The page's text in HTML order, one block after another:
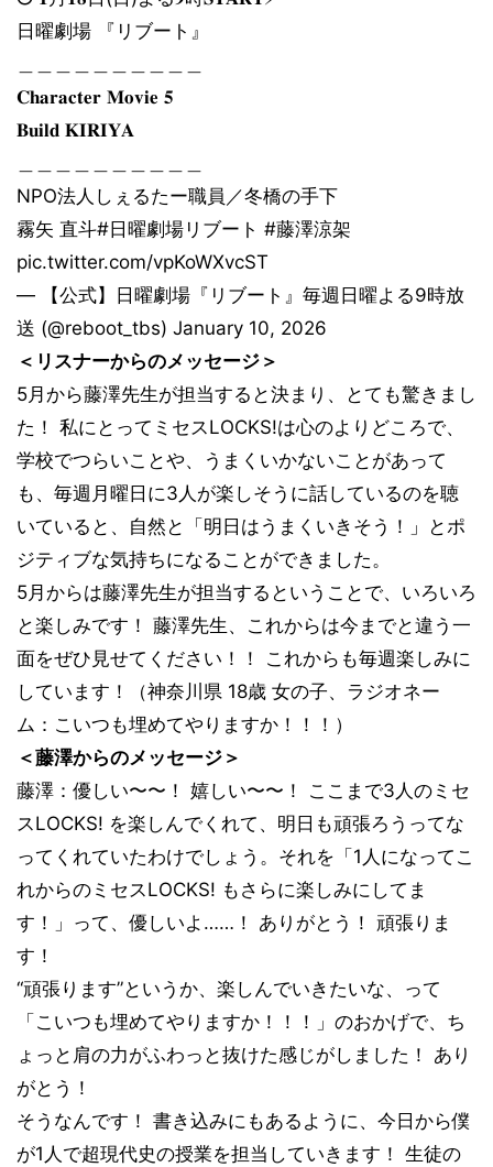
日曜劇場 『リブート』
𝐂𝐡𝐚𝐫𝐚𝐜𝐭𝐞𝐫 𝐌𝐨𝐯𝐢𝐞 𝟓
𝐁𝐮𝐢𝐥𝐝 𝐊𝐈𝐑𝐈𝐘𝐀
NPO法人しぇるたー職員／冬橋の手下
霧矢 直斗#日曜劇場リブート #藤澤涼架
pic.twitter.com/vpKoWXvcST
— 【公式】日曜劇場『リブート』毎週日曜よる9時放
送 (@reboot_tbs) January 10, 2026
＜リスナーからのメッセージ＞
5月から藤澤先生が担当すると決まり、とても驚きまし
た！ 私にとってミセスLOCKS!は心のよりどころで、
学校でつらいことや、うまくいかないことがあって
も、毎週月曜日に3人が楽しそうに話しているのを聴
いていると、自然と「明日はうまくいきそう！」とポ
ジティブな気持ちになることができました。
5月からは藤澤先生が担当するということで、いろいろ
と楽しみです！ 藤澤先生、これからは今までと違う一
面をぜひ見せてください！！ これからも毎週楽しみに
しています！（神奈川県 18歳 女の子、ラジオネー
ム：こいつも埋めてやりますか！！！）
＜藤澤からのメッセージ＞
藤澤：優しい〜〜！ 嬉しい〜〜！ ここまで3人のミセ
スLOCKS! を楽しんでくれて、明日も頑張ろうってな
ってくれていたわけでしょう。それを「1人になってこ
れからのミセスLOCKS! もさらに楽しみにしてま
す！」って、優しいよ……！ ありがとう！ 頑張りま
す！
“頑張ります”というか、楽しんでいきたいな、って
「こいつも埋めてやりますか！！！」のおかげで、ち
ょっと肩の力がふわっと抜けた感じがしました！ あり
がとう！
そうなんです！ 書き込みにもあるように、今日から僕
が1人で超現代史の授業を担当していきます！ 生徒の